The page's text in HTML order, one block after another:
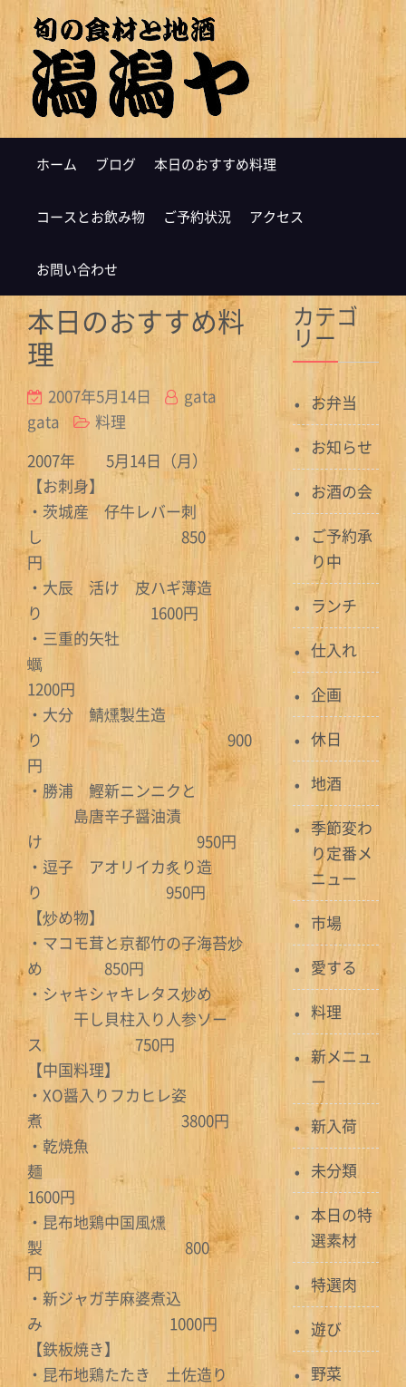
ホーム ブログ 本日のおすすめ料理
コースとお飲み物 ご予約状況 アクセス
お問い合わせ
本日のおすすめ料
理
2007年5月14日
gata
gata
料理
2007年 5月14日（月）
【お刺身】
・茨城産 仔牛レバー刺
し 850
円
・大辰 活け 皮ハギ薄造
り 1600円
・三重的矢牡
蠣
1200円
・大分 鯖燻製生造
り 900
円
・勝浦 鰹新ニンニクと
島唐辛子醤油漬
け 950円
・逗子 アオリイカ炙り造
り 950円
【炒め物】
・マコモ茸と京都竹の子海苔炒
め 850円
・シャキシャキレタス炒め
干し貝柱入り人参ソー
ス 750円
【中国料理】
・XO醤入りフカヒレ姿
煮 3800円
・乾焼魚
麺
1600円
・昆布地鶏中国風燻
製 800
円
・新ジャガ芋麻婆煮込
み 1000円
【鉄板焼き】
・昆布地鶏たたき 土佐造り
カテゴ
リー
お弁当
お知らせ
お酒の会
ご予約承
り中
ランチ
仕入れ
企画
休日
地酒
季節変わ
り定番メ
ニュー
市場
愛する
料理
新メニュ
ー
新入荷
未分類
本日の特
選素材
特選肉
遊び
野菜